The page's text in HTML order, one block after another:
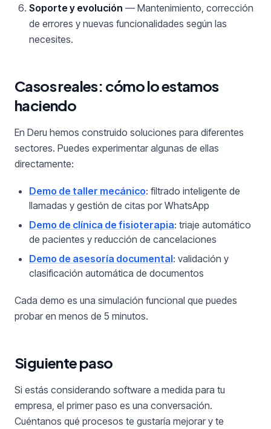
Soporte y evolución — Mantenimiento, corrección
de errores y nuevas funcionalidades según las
necesites.
Casos reales: cómo lo estamos
haciendo
En Deru hemos construido soluciones para diferentes
sectores. Puedes experimentar algunas de ellas
directamente:
Demo de taller mecánico: filtrado inteligente de
llamadas y gestión de citas por WhatsApp
Demo de clínica de fisioterapia: triaje automático
de pacientes y reducción de cancelaciones
Demo de asesoría documental: validación y
clasificación automática de documentos
Cada demo es una simulación funcional que puedes
probar en menos de 5 minutos.
Siguiente paso
Si estás considerando software a medida para tu
empresa, el primer paso es una conversación.
Cuéntanos qué procesos te gustaría mejorar y te